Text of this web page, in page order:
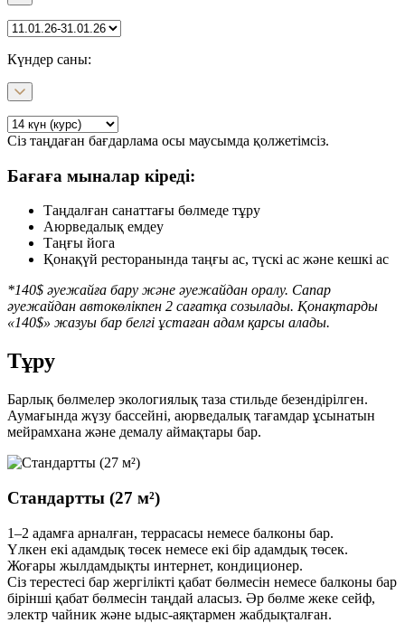
Күндер саны:
Сіз таңдаған бағдарлама осы маусымда қолжетімсіз.
Бағаға мыналар кіреді:
Таңдалған санаттағы бөлмеде тұру
Аюрведалық емдеу
Таңғы йога
Қонақүй ресторанында таңғы ас, түскі ас және кешкі ас
*140$ әуежайға бару және әуежайдан оралу. Сапар
әуежайдан автокөлікпен 2 сағатқа созылады. Қонақтарды
«140$» жазуы бар белгі ұстаған адам қарсы алады.
Тұру
Барлық бөлмелер экологиялық таза стильде безендірілген.
Аумағында жүзу бассейні, аюрведалық тағамдар ұсынатын
мейрамхана және демалу аймақтары бар.
Стандартты (27 м²)
1–2 адамға арналған, террасасы немесе балконы бар.
Үлкен екі адамдық төсек немесе екі бір адамдық төсек.
Жоғары жылдамдықты интернет, кондиционер.
Сіз терестесі бар жергілікті қабат бөлмесін немесе балконы бар
бірінші қабат бөлмесін таңдай аласыз. Әр бөлме жеке сейф,
электр чайник және ыдыс-аяқтармен жабдықталған.